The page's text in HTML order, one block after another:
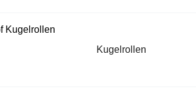
Kugelrollen